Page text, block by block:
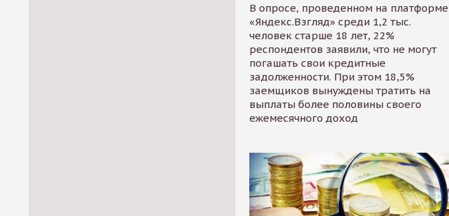
В опросе, проведенном на платформе
«Яндекс.Взгляд» среди 1,2 тыс.
человек старше 18 лет, 22%
респондентов заявили, что не могут
погашать свои кредитные
задолженности. При этом 18,5%
заемщиков вынуждены тратить на
выплаты более половины своего
ежемесячного доход